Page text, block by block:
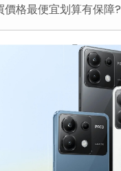
價格最便宜划算有保障?